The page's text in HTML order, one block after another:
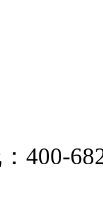
400-